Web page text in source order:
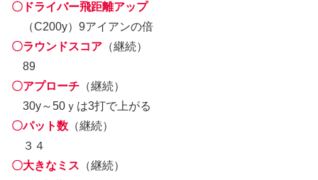
〇ドライバー飛距離アップ
（C200y）9アイアンの倍
〇ラウンドスコア （継続）
89
〇アプローチ （継続）
30y～50ｙは3打で上がる
〇パット数 （継続）
３４
〇大きなミス （継続）